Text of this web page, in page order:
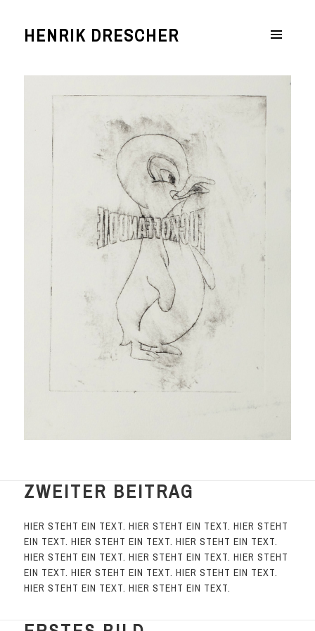
HENRIK DRESCHER
WIDGETS
ZWEITER BEITRAG
HIER STEHT EIN TEXT. HIER STEHT EIN TEXT. HIER STEHT
EIN TEXT. HIER STEHT EIN TEXT. HIER STEHT EIN TEXT.
HIER STEHT EIN TEXT. HIER STEHT EIN TEXT. HIER STEHT
EIN TEXT. HIER STEHT EIN TEXT. HIER STEHT EIN TEXT.
HIER STEHT EIN TEXT. HIER STEHT EIN TEXT.